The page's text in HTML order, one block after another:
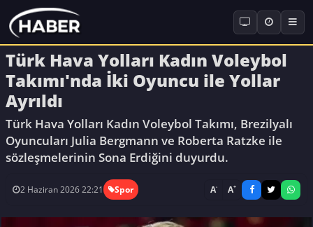
Türk Hava Yolları Kadın Voleybol
Takımı'nda İki Oyuncu ile Yollar
Ayrıldı
Türk Hava Yolları Kadın Voleybol Takımı, Brezilyalı
Oyuncuları Julia Bergmann ve Roberta Ratzke ile
sözleşmelerinin Sona Erdiğini duyurdu.
2 Haziran 2026 22:21 Spor A- A+